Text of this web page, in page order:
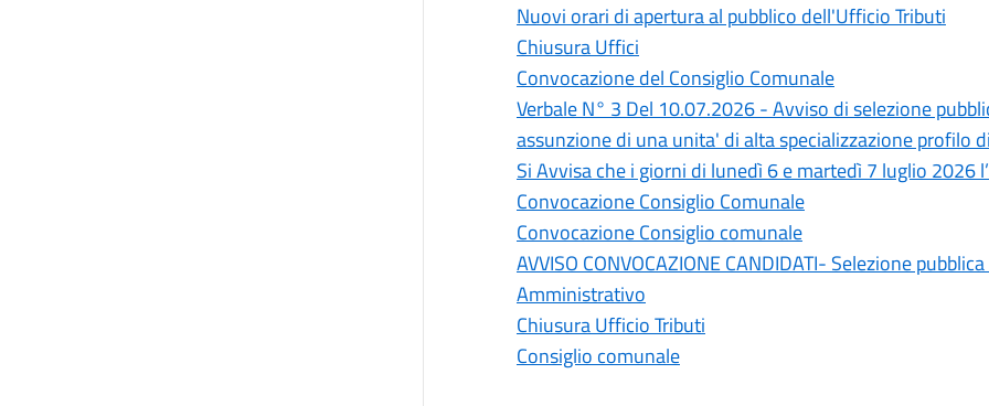
Nuovi orari di apertura al pubblico dell'Ufficio Tributi
Chiusura Uffici
Convocazione del Consiglio Comunale
Verbale N° 3 Del 10.07.2026 - Avviso di selezione
assunzione di una unita' di alta specializzazione profilo
Si Avvisa che i giorni di lunedì 6 e martedì 7 luglio 2026
Convocazione Consiglio Comunale
Convocazione Consiglio comunale
AVVISO CONVOCAZIONE CANDIDATI- Selezione
Amministrativo
Chiusura Ufficio Tributi
Consiglio comunale